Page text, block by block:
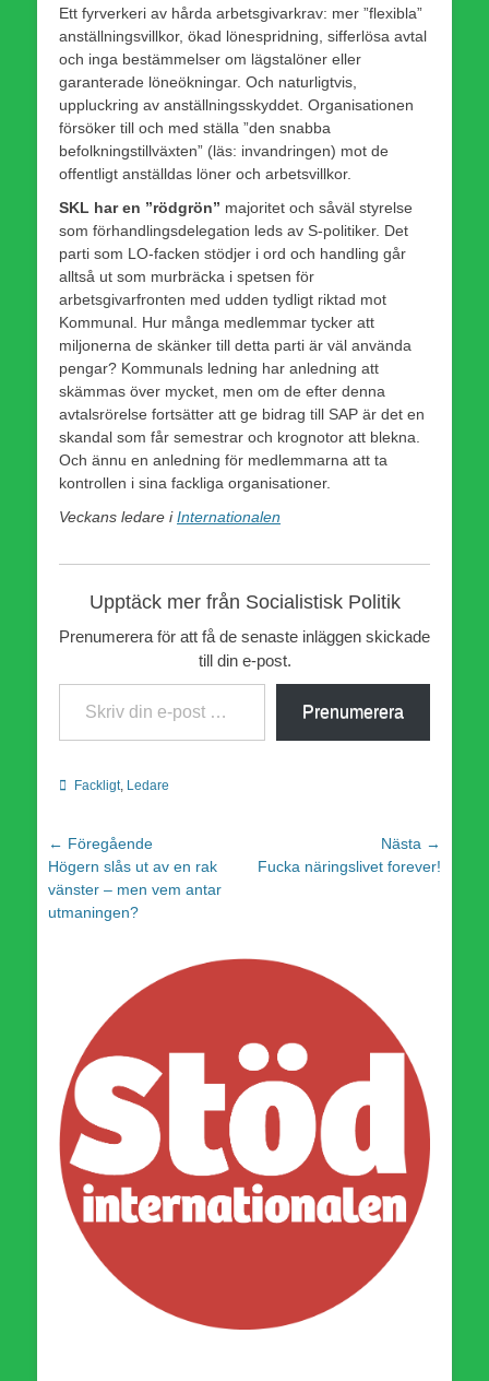
Ett fyrverkeri av hårda arbetsgivarkrav: mer ”flexibla”
anställningsvillkor, ökad lönespridning, sifferlösa avtal
och inga bestämmelser om lägstalöner eller
garanterade löneökningar. Och naturligtvis,
uppluckring av anställningsskyddet. Organisationen
försöker till och med ställa ”den snabba
befolkningstillväxten” (läs: invandringen) mot de
offentligt anställdas löner och arbetsvillkor.
SKL har en ”rödgrön” majoritet och såväl styrelse
som förhandlingsdelegation leds av S-politiker. Det
parti som LO-facken stödjer i ord och handling går
alltså ut som murbräcka i spetsen för
arbetsgivarfronten med udden tydligt riktad mot
Kommunal. Hur många medlemmar tycker att
miljonerna de skänker till detta parti är väl använda
pengar? Kommunals ledning har anledning att
skämmas över mycket, men om de efter denna
avtalsrörelse fortsätter att ge bidrag till SAP är det en
skandal som får semestrar och krognotor att blekna.
Och ännu en anledning för medlemmarna att ta
kontrollen i sina fackliga organisationer.
Veckans ledare iInternationalen
Upptäck mer från Socialistisk Politik
Prenumerera för att få de senaste inläggen skickade
till din e-post.
Skriv din e-post …
Prenumerera
Kategorier
Fackligt, Ledare
Inläggsnavigering
← Föregående
Föregående
inlägg:
Högern slås ut av en rak
vänster – men vem antar
utmaningen?
Nästa →
Nästa
Fucka näringslivet forever!